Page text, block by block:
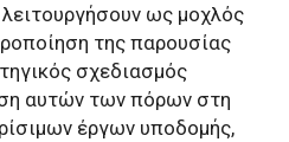
λειτουργήσουν ως μοχλός
της παρουσίας
σχεδιασμός
αυτών των πόρων στη
έργων υποδομής,